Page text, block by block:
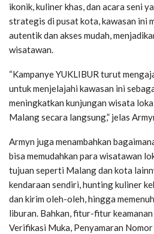
ikonik, kuliner khas, dan acara seni
strategis di pusat kota, kawasan ini
autentik dan akses mudah,
wisatawan.
“Kampanye YUKLIBUR turut
untuk menjelajahi kawasan ini
meningkatkan kunjungan wisata
Malang secara langsung,” jelas
Armyn juga menambahkan
bisa memudahkan para wisatawan
tujuan seperti Malang dan kota
kendaraan sendiri, hunting kuliner
dan kirim oleh-oleh, hingga
liburan. Bahkan, fitur-fitur
Verifikasi Muka, Penyamaran